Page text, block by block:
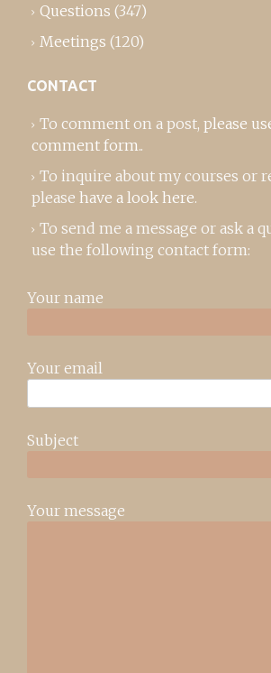
Questions (347)
Meetings (120)
CONTACT
To comment on a post, please
comment form..
To inquire about my courses or
please have a look here.
To send me a message or ask a
use the following contact form:
Your name
Your email
Subject
Your message